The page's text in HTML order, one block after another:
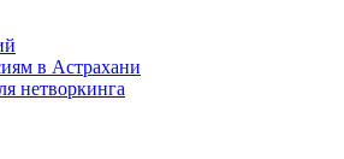
в Астрахани
нетворкинга